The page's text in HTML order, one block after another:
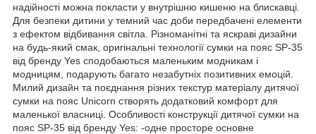
надійності можна покласти у внутрішню кишеню на блискавці.
Для безпеки дитини у темний час доби передбачені елементи
з ефектом відбивання світла. Різноманітні та яскраві дизайни
на будь-який смак, оригінальні технології сумки на пояс SP-35
від бренду Yes сподобаються маленьким модникам і
модницям, подарують багато незабутніх позитивних емоцій.
Милий дизайн та поєднання різних текстур матеріалу дитячої
сумки на пояс Unicorn створять додатковий комфорт для
маленької власниці. Особливості конструкції дитячої сумки на
пояс SP-35 від бренду Yes: -одне просторе основне